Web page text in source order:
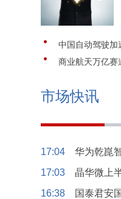
中国自动驾驶加
商业航天万亿赛
市场快讯
17:04
华为乾崑
17:03
晶华微上
16:38
国泰君安